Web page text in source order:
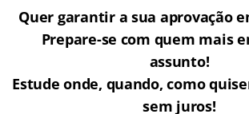
Quer garantir a sua aprovação
Prepare-se com quem mais
assunto!
Estude onde, quando, como
sem juros!